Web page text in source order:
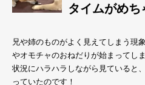
タイムがめち
兄や姉のものがよく見えてしまう現
やオモチャのおねだりが始まってし
状況にハラハラしながら見ていると
っていたのです！